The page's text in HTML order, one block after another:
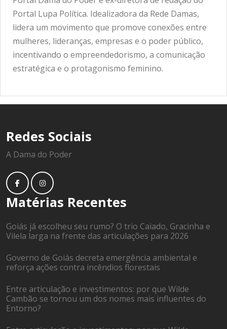
Portal Lupa Política. Idealizadora da Rede Damas,
lidera um movimento que promove conexões entre
mulheres, lideranças, empresas e o poder público,
incentivando o empreendedorismo, a comunicação
estratégica e o protagonismo feminino.
Redes Sociais
A Dama do Poder
Matérias Recentes
Goiás já escolheu seu rumo? O trio Caiado, Gracinha e
Vilela larga na frente das articulações para 2026
Governo de Goiás decreta emergência ambiental e
reforça ações contra incêndios florestais
Entre articulação e investimentos: por que Wilde
Cambão se tornou um dos nomes mais influentes do
Entorno?